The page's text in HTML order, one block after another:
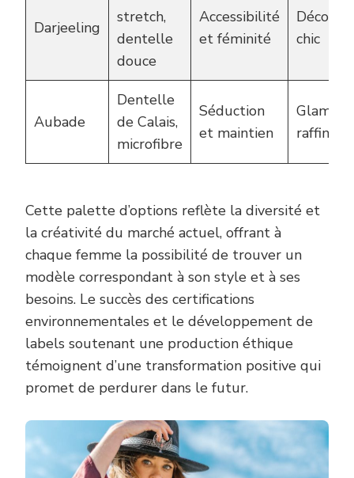
Darjeeling
stretch,
dentelle
douce
Accessibilité
et féminité
chic
Aubade
Dentelle
de Calais,
microfibre
Séduction
et maintien
Cette palette d’options reflète la diversité et
la créativité du marché actuel, offrant à
chaque femme la possibilité de trouver un
modèle correspondant à son style et à ses
besoins. Le succès des certifications
environnementales et le développement de
labels soutenant une production éthique
témoignent d’une transformation positive qui
promet de perdurer dans le futur.